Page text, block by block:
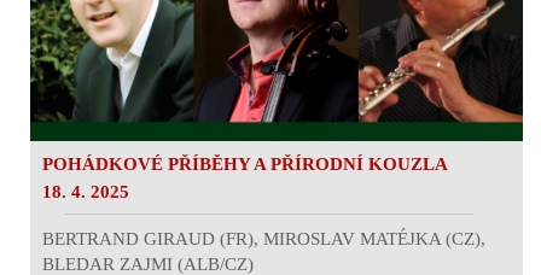
POHÁDKOVÉ PŘÍBĚHY A PŘÍRODNÍ KOUZLA
18. 4. 2025
BERTRAND GIRAUD (FR), MIROSLAV MATÉJKA (CZ),
BLEDAR ZAJMI (ALB/CZ)